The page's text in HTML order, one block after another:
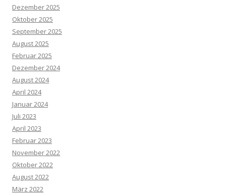
Dezember 2025
Oktober 2025
September 2025
August 2025
Februar 2025
Dezember 2024
August 2024
April 2024
Januar 2024
Juli 2023
April 2023
Februar 2023
November 2022
Oktober 2022
August 2022
März 2022